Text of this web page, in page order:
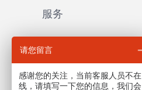
服务
外贸网站建设
营销推广网站建设
请您留言
感谢您的关注，当前客服人员不在
线，请填写一下您的信息，我们会